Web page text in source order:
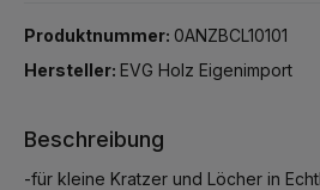
Produktnummer: 0ANZBCL10101
Hersteller: EVG Holz Eigenimport
Beschreibung
-für kleine Kratzer und Löcher in